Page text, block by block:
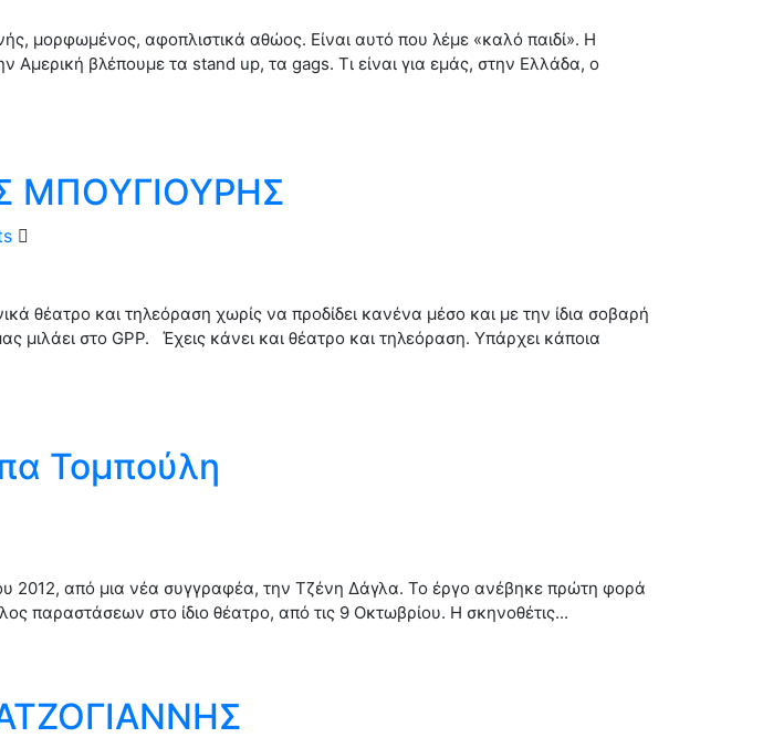
μορφωμένος, αφοπλιστικά αθώος. Είναι αυτό που λέμε «καλό παιδί». Η
βλέπουμε τα stand up, τα gags. Τι είναι για εμάς, στην Ελλάδα, ο
ΜΠΟΥΓΙΟΥΡΗΣ
θέατρο και τηλεόραση χωρίς να προδίδει κανένα μέσο και με την ίδια σοβαρή
μιλάει στο GPP. Έχεις κάνει και θέατρο και τηλεόραση. Υπάρχει κάποια
Τομπούλη
2012, από μια νέα συγγραφέα, την Τζένη Δάγλα. Το έργο ανέβηκε πρώτη φορά
παραστάσεων στο ίδιο θέατρο, από τις 9 Οκτωβρίου. Η σκηνοθέτις...